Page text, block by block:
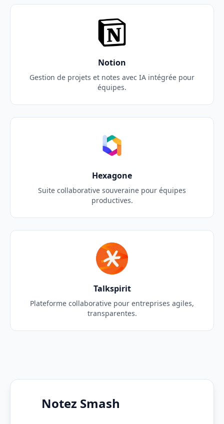
Notion
Gestion de projets et notes avec IA intégrée pour
équipes.
Hexagone
Suite collaborative souveraine pour équipes
productives.
Talkspirit
Plateforme collaborative pour entreprises agiles,
transparentes.
Notez Smash